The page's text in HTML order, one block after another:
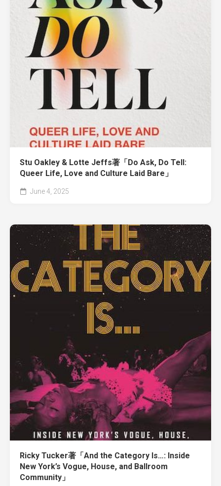
Stu Oakley & Lotte Jeffs著「Do Ask, Do Tell:
Queer Life, Love and Culture Laid Bare」
June 4, 2025
Ricky Tucker著「And the Category Is…: Inside
New York’s Vogue, House, and Ballroom
Community」